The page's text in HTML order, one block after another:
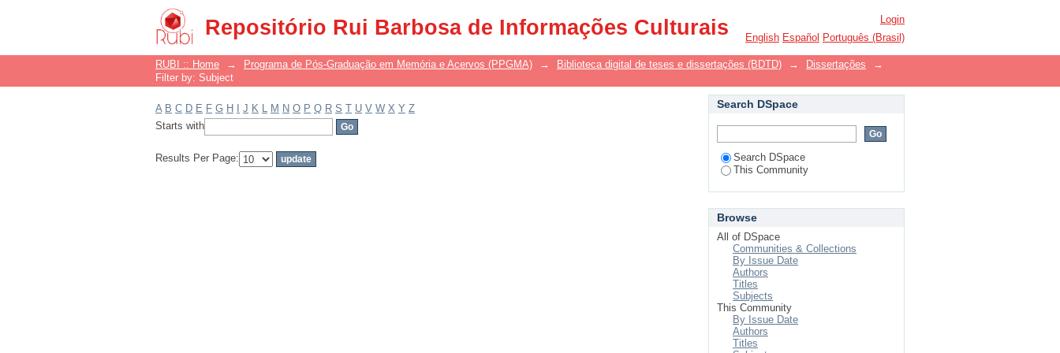
Repositório Rui Barbosa de Informações Culturais
Filter by: Subject
Login
English Español Português (Brasil)
RUBI :: Home → Programa de Pós-Graduação em Memória e Acervos (PPGMA) → Biblioteca digital de teses e dissertações (BDTD) → Dissertações
→
Filter by: Subject
A B C D E F G H J K L M N O P Q R S T U V W X Y Z
Starts with
Results Per Page:
Search DSpace
Search DSpace
This Community
Browse
All of DSpace
Communities & Collections
By Issue Date
Authors
Titles
Subjects
This Community
By Issue Date
Authors
Titles